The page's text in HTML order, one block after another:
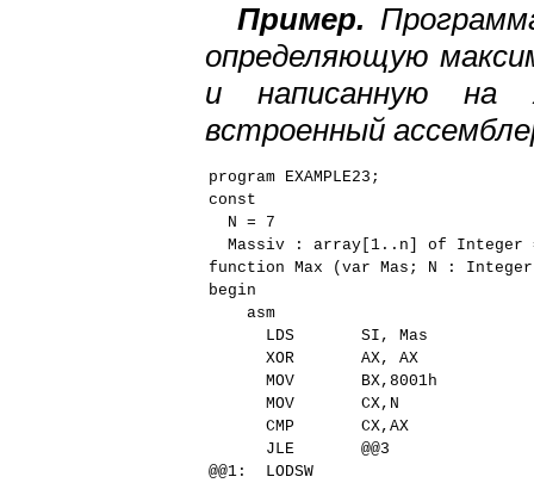
Пример.
определяющую
и написанную на
встроенный
program EXAMPLE23;
const
N = 7
Massiv : array[1..n] of
function Max (var Mas; N :
begin
asm
LDS SI, Mas
XOR AX, AX
MOV BX,8001h
MOV CX,N
CMP CX,AX
JLE @@3
@@1: LODSW